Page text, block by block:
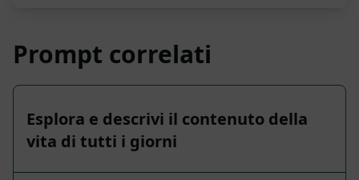
Prompt correlati
Esplora e descrivi il contenuto della
vita di tutti i giorni